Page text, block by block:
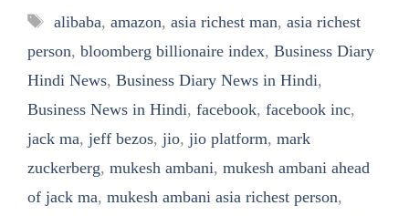
Tags
alibaba, amazon, asia richest man, asia richest
person, bloomberg billionaire index, Business Diary
Hindi News, Business Diary News in Hindi,
Business News in Hindi, facebook, facebook inc,
jack ma, jeff bezos, jio, jio platform, mark
zuckerberg, mukesh ambani, mukesh ambani ahead
of jack ma, mukesh ambani asia richest person,